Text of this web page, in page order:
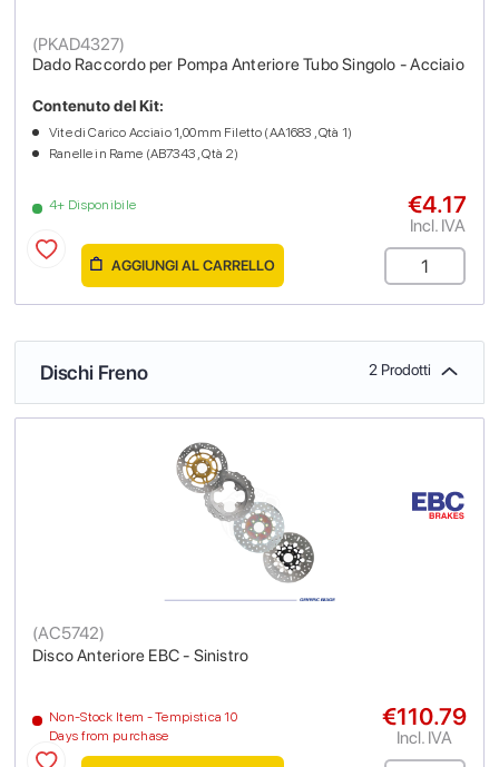
Dado Raccordo per Pompa Anteriore Tubo Singolo - Acciaio
(PKAD4327)
4+ Disponibile
Contenuto del Kit:
Vite di Carico Acciaio 1,00mm Filetto (AA1683 , Qtà 1)
Ranelle in Rame (AB7343 , Qtà 2)
€4.17
Incl. IVA
AGGIUNGI AL CARRELLO
Dischi Freno 2 Prodotti
Disco Anteriore EBC - Sinistro
(AC5742)
Non-Stock Item - Tempistica 10
Days from purchase
€110.79
Incl. IVA